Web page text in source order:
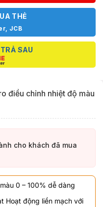
THẺ
JCB
SAU
điều chỉnh nhiệt độ màu
cho khách đã mua
0 – 100% dễ dàng
Hoạt động liền mạch với